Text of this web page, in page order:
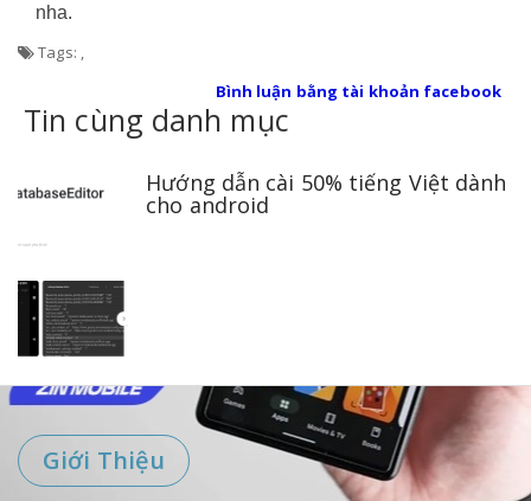
nha.
Tags:
Bình luận bằng tài khoản facebook
Tin cùng danh mục
Hướng dẫn cài 50% tiếng Việt dành
cho android
Giới Thiệu